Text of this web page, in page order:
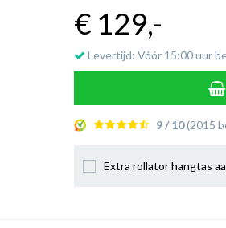
€ 129,-
Levertijd: Vóór 15:00 uur
9 / 10(2015
Extra rollator hangtas